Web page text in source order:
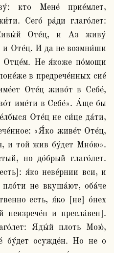
кто Мене́ прие́млет,
Сего́ ра́ди глаго́лет:
Оте́ц, и Аз живу́
и Оте́ц. И да не возмни́ши
Отце́м. Не я́коже по́мощи
в предрече́нных сие́
Оте́ц живо́т в Себе́,
име́ти в Себе́». А́ще бы
Оте́ц не си́це да́ти,
«Я́ко живе́т Оте́ц,
и той жив бу́дет Мно́ю».
но до́брый глаго́лет.
я́ко неве́рнии вси, и
не вкуша́ют, оба́че
есть, я́ко [не] о́нех
неизрече́н и пресла́вен].
Яды́й плоть Мою́,
бу́дет осужде́н. Но не о